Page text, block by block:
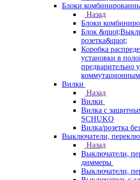
Блоки
Назад
Блоки
Блок
розетка&quot;
Коробка
установки в
предварительно
коммутационным
Вилки
Назад
Вилки
Вилка с
SCHUKO
Вилка/розетка
Выключатели,
Назад
Выключатели,
диммеры
Выключатели,